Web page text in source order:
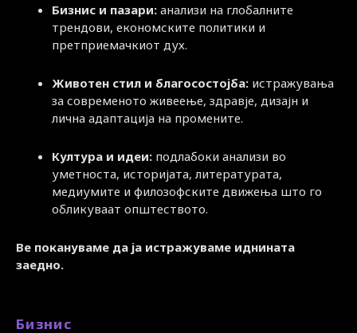
Бизнис и пазари: анализи на глобалните
трендови, економските политики и
претприемачкиот дух.
Животен стил и благосостојба: истражувања
за современото живеење, здравје, дизајн и
лична адаптација на промените.
Култура и идеи: подлабоки анализи во
уметноста, историјата, литературата,
медиумите и филозофските движења што го
обликуваат општеството.
Ве покануваме да ја истражуваме иднината
заедно.
Бизнис